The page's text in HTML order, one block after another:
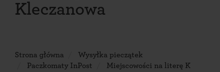
Kleczanowa
Strona główna
Wysyłka pieczątek
Paczkomaty InPost
Miejscowości na literę K